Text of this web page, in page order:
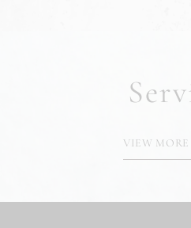
VIEW MORE